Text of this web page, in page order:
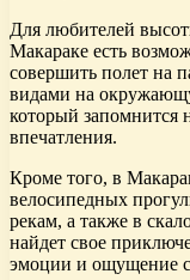
Для любителей
Макараке есть
совершить полет на
видами на
который запомнится
впечатления.
Кроме того, в
велосипедных
рекам, а также в
найдет свое
эмоции и ощущение